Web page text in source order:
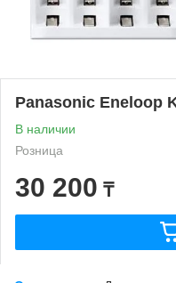
Panasonic Eneloop
В наличии
Розница
30 200 ₸